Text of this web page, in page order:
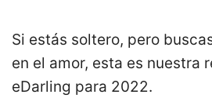
Si estás soltero, pero
en el amor, esta es nuestra
eDarling para 2022.